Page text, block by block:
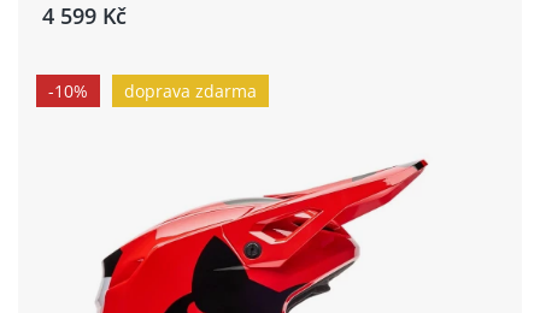
4 599 Kč
-10% doprava zdarma